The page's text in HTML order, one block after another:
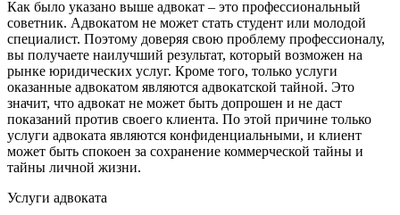
Как было указано выше адвокат – это профессиональный
советник. Адвокатом не может стать студент или молодой
специалист. Поэтому доверяя свою проблему профессионалу,
вы получаете наилучший результат, который возможен на
рынке юридических услуг. Кроме того, только услуги
оказанные адвокатом являются адвокатской тайной. Это
значит, что адвокат не может быть допрошен и не даст
показаний против своего клиента. По этой причине только
услуги адвоката являются конфиденциальными, и клиент
может быть спокоен за сохранение коммерческой тайны и
тайны личной жизни.
Услуги адвоката